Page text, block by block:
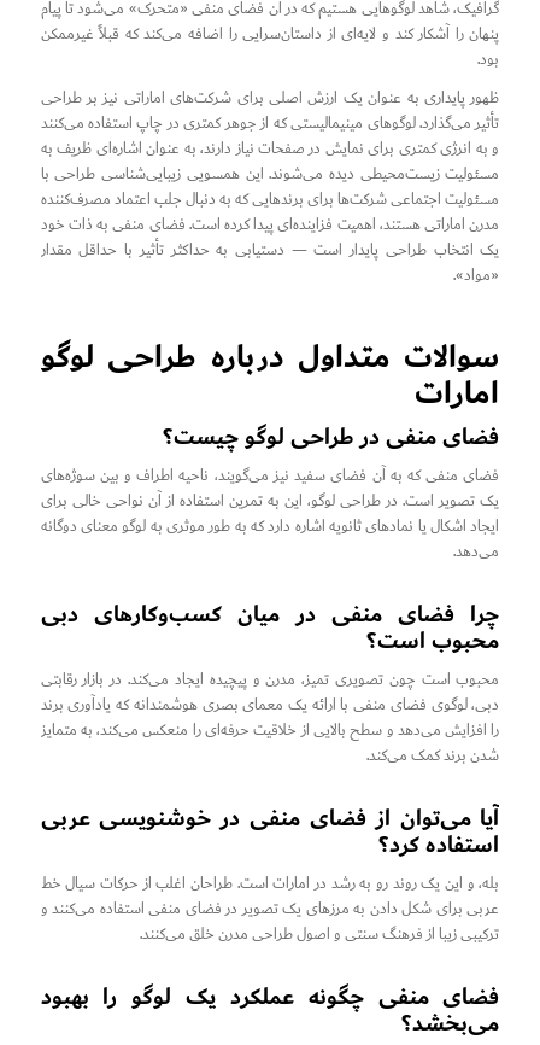
گرافیک، شاهد لوگوهایی هستیم که در آن فضای منفی «متحرک» می‌شود تا پیام
پنهان را آشکار کند و لایه‌ای از داستان‌سرایی را اضافه می‌کند که قبلاً غیرممکن
بود.
ظهور پایداری به عنوان یک ارزش اصلی برای شرکت‌های اماراتی نیز بر طراحی
تأثیر می‌گذارد. لوگوهای مینیمالیستی که از جوهر کمتری در چاپ استفاده می‌کنند
و به انرژی کمتری برای نمایش در صفحات نیاز دارند، به عنوان اشاره‌ای ظریف به
مسئولیت زیست‌محیطی دیده می‌شوند. این همسویی زیبایی‌شناسی طراحی با
مسئولیت اجتماعی شرکت‌ها برای برندهایی که به دنبال جلب اعتماد مصرف‌کننده
مدرن اماراتی هستند، اهمیت فزاینده‌ای پیدا کرده است. فضای منفی به ذات خود
یک انتخاب طراحی پایدار است — دستیابی به حداکثر تأثیر با حداقل مقدار
«مواد».
سوالات متداول درباره طراحی لوگو
امارات
فضای منفی در طراحی لوگو چیست؟
فضای منفی که به آن فضای سفید نیز می‌گویند، ناحیه اطراف و بین سوژه‌های
یک تصویر است. در طراحی لوگو، این به تمرین استفاده از آن نواحی خالی برای
ایجاد اشکال یا نمادهای ثانویه اشاره دارد که به طور موثری به لوگو معنای دوگانه
می‌دهد.
چرا فضای منفی در میان کسب‌وکارهای دبی
محبوب است؟
محبوب است چون تصویری تمیز، مدرن و پیچیده ایجاد می‌کند. در بازار رقابتی
دبی، لوگوی فضای منفی با ارائه یک معمای بصری هوشمندانه که یادآوری برند
را افزایش می‌دهد و سطح بالایی از خلاقیت حرفه‌ای را منعکس می‌کند، به متمایز
شدن برند کمک می‌کند.
آیا می‌توان از فضای منفی در خوشنویسی عربی
استفاده کرد؟
بله، و این یک روند رو به رشد در امارات است. طراحان اغلب از حرکات سیال خط
عربی برای شکل دادن به مرزهای یک تصویر در فضای منفی استفاده می‌کنند و
ترکیبی زیبا از فرهنگ سنتی و اصول طراحی مدرن خلق می‌کنند.
فضای منفی چگونه عملکرد یک لوگو را بهبود
می‌بخشد؟